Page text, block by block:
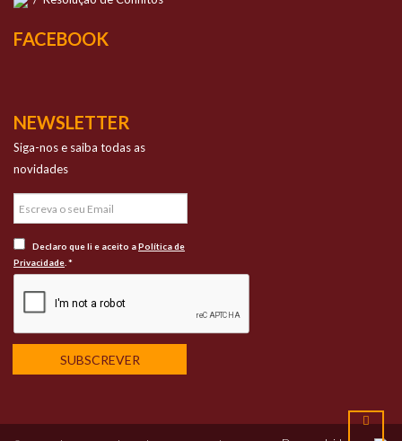
FACEBOOK
NEWSLETTER
Siga-nos e saiba todas as
novidades
Declaro que li e aceito aPolítica de
Privacidade . *